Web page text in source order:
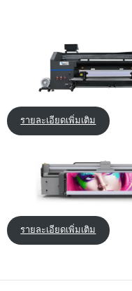
รายละเอียดเพิ่มเติม
รายละเอียดเพิ่มเติม